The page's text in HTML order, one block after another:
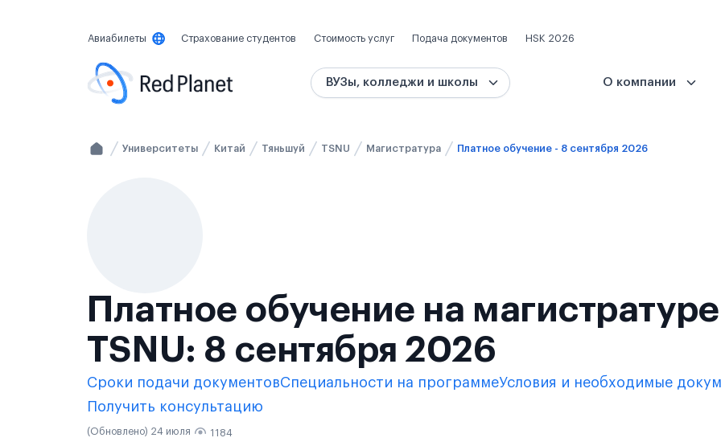
Авиабилеты Страхование студентов Стоимость услуг Подача документов HSK 2026
ВУЗы, колледжи и школы О компании
Университеты Китай Тяньшуй TSNU Магистратура Платное обучение - 8 сентября 2026
Платное обучение на
TSNU: 8 сентября 2026
Сроки подачи документовСпециальности на программеУсловия и необходимые
Получить консультацию
(Обновлено) 24 июля 1184